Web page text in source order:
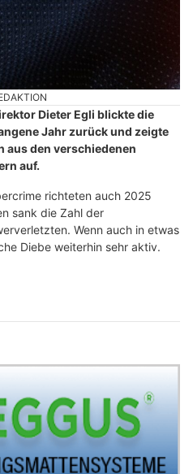
Dieter Egli blickte die
Jahr zurück und zeigte
aus den verschiedenen
auf.
richteten auch 2025
sank die Zahl der
Wenn auch in etwas
Diebe weiterhin sehr aktiv.